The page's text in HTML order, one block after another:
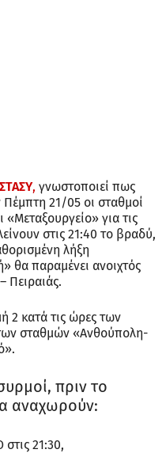
ΣΤΑΣΥ, γνωστοποιεί πως
21/05 οι σταθμοί
για τις
στις 21:40 το βραδύ,
λήξη
θα παραμένει ανοιχτός
Πειραιάς.
2 κατά τις ώρες των
σταθμών «Ανθούπολη-
πριν το
αναχωρούν:
21:30,